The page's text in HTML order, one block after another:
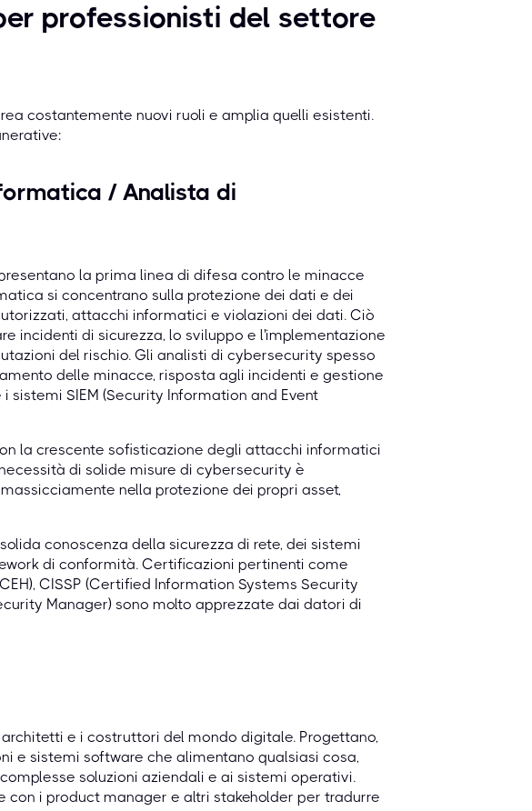
professionisti del settore
costantemente nuovi ruoli e amplia quelli esistenti.
/ Analista di
la prima linea di difesa contro le minacce
si concentrano sulla protezione dei dati e dei
attacchi informatici e violazioni dei dati. Ciò
incidenti di sicurezza, lo sviluppo e l'implementazione
del rischio. Gli analisti di cybersecurity spesso
delle minacce, risposta agli incidenti e gestione
SIEM (Security Information and Event
la crescente sofisticazione degli attacchi informatici
di solide misure di cybersecurity è
nella protezione dei propri asset,
conoscenza della sicurezza di rete, dei sistemi
di conformità. Certificazioni pertinenti come
CISSP (Certified Information Systems Security
Manager) sono molto apprezzate dai datori di
e i costruttori del mondo digitale. Progettano,
e sistemi software che alimentano qualsiasi cosa,
soluzioni aziendali e ai sistemi operativi.
i product manager e altri stakeholder per tradurre